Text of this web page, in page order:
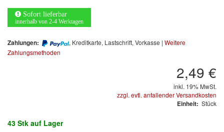
COLOR-EXPERT
EVERCOAT
Indasa
Sofort lieferbar
innerhalb von 2-4 Werktagen
Zahlungen: , Kreditkarte, Lastschrift, Vorkasse | Weitere
Zahlungsmethoden
2,49 €
inkl. 19% MwSt.
zzgl. evtl. anfallender Versandkosten
Einheit: Stück
43 Stk auf Lager